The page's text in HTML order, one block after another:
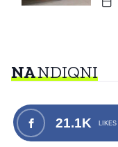
NANDIQNI
21.1K LIKES